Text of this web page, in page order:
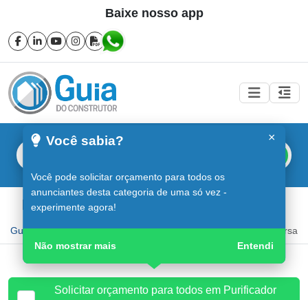
Baixe nosso app
Purificador Osmose Reversa em Sorocaba
Guia do Construtor Guia Digital Purificador Osmose Reversa
Solicitar orçamento para todos em Purificador
×
Você sabia?
Você pode solicitar orçamento para todos os
anunciantes desta categoria de uma só vez -
experimente agora!
Não mostrar mais Entendi